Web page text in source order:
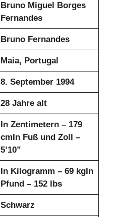
Bruno Miguel Borges
Fernandes
Bruno Fernandes
Maia, Portugal
8. September 1994
28 Jahre alt
In Zentimetern – 179
cm In Fuß und Zoll –
5’10”
In Kilogramm – 69 kgIn
Pfund – 152 lbs
Schwarz